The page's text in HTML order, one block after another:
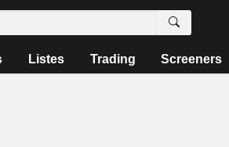
Listes Trading Screeners